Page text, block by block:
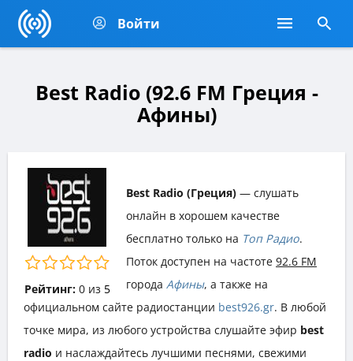
Войти
Best Radio (92.6 FM Греция -
Афины)
Рейтинг: 0из 5
Best Radio (Греция) — слушать
онлайн в хорошем качестве
бесплатно только на Топ Радио.
Поток доступен на частоте 92.6 FM
города Афины, а также на
официальном сайте радиостанции best926.gr. В любой
точке мира, из любого устройства слушайте эфир best
radio и наслаждайтесь лучшими песнями, свежими